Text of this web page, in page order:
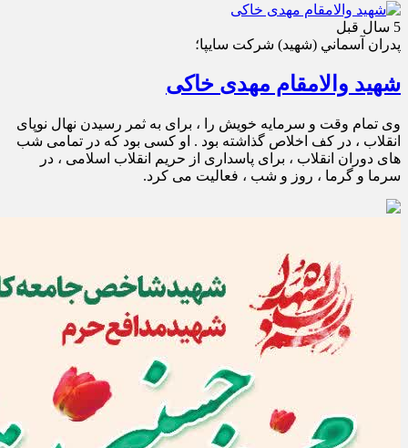
5 سال قبل
پدران آسماني (شهيد) شركت سايپا؛
شهید والامقام مهدی خاکی
وی تمام وقت و سرمایه خویش را ، برای به ثمر رسیدن نهال نوپای
انقلاب ، در کف اخلاص گذاشته بود . او کسی بود که در تمامی شب
های دوران انقلاب ، برای پاسداری از حریم انقلاب اسلامی ، در
سرما و گرما ، روز و شب ، فعالیت می کرد.